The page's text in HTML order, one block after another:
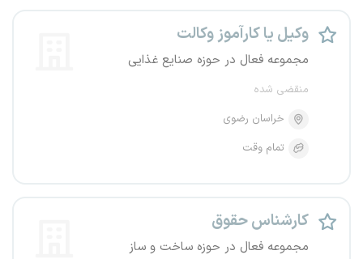
وکیل یا کارآموز وکالت
مجموعه فعال در حوزه صنایع غذایی
منقضی شده
خراسان رضوی
تمام وقت
کارشناس حقوق
مجموعه فعال در حوزه ساخت و ساز